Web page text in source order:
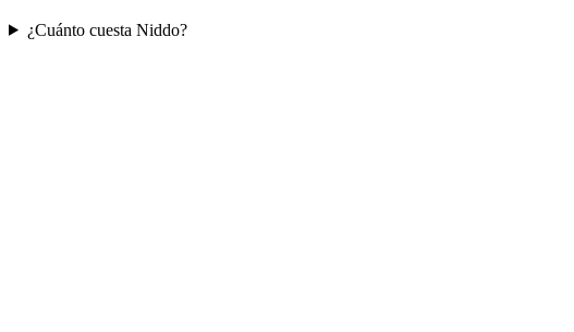
¿Cuánto cuesta Niddo?